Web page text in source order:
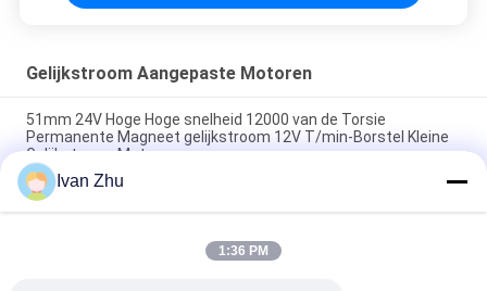
Gelijkstroom Aangepaste Motoren
51mm 24V Hoge Hoge snelheid 12000 van de Torsie
Permanente Magneet gelijkstroom 12V T/min-Borstel Kleine
Gelijkstroom Motor
1N.M 24VDC Aangepaste Motorenworm 46mm
Versnellingsbakmotor voor Medische Machine
370 46mm 6V 24V 12v Hoge Ingesloten Torsiemotor ROHS
Ivan Zhu
1:36 PM